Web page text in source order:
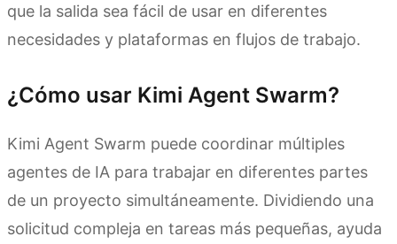
que la salida sea fácil de usar en diferentes
necesidades y plataformas en flujos de trabajo.
¿Cómo usar Kimi Agent Swarm?
Kimi Agent Swarm puede coordinar múltiples
agentes de IA para trabajar en diferentes partes
de un proyecto simultáneamente. Dividiendo una
solicitud compleja en tareas más pequeñas, ayuda